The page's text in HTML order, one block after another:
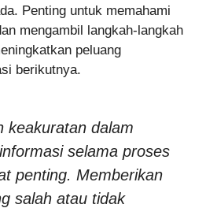
Penting untuk memahami
mengambil langkah-langkah
peluang
berikutnya.
keakuratan dalam
selama proses
penting. Memberikan
salah atau tidak